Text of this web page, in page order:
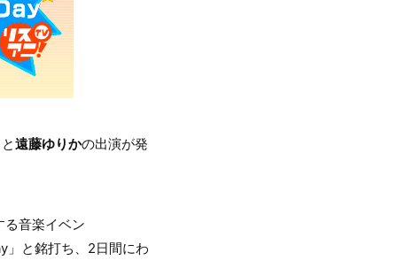
と遠藤ゆりかの出演が発
る音楽イベン
」と銘打ち、2日間にわ